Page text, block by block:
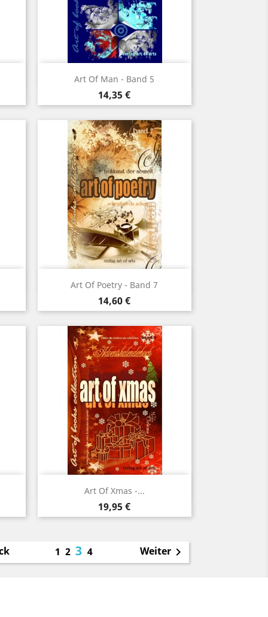
Art Of Man - Band 5
Preis
14,35 €
Vorschau
Art Of Poetry - Band 7
Preis
14,60 €
Vorschau
Art Of Xmas -...
Preis
19,95 €
 Vorschau
1234 Weiter